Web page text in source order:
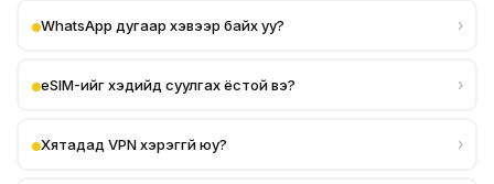
WhatsApp дугаар хэвээр байх уу? ›
eSIM-ийг хэдийд суулгах ёстой вэ? ›
Хятадад VPN хэрэггүй юу? ›